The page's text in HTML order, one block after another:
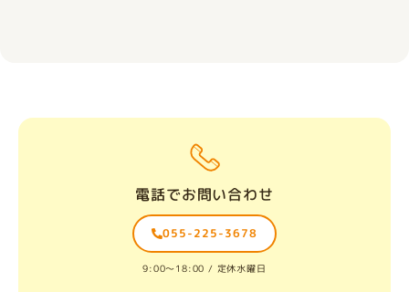
電話でお問い合わせ
055-225-3678
9:00〜18:00 / 定休水曜日